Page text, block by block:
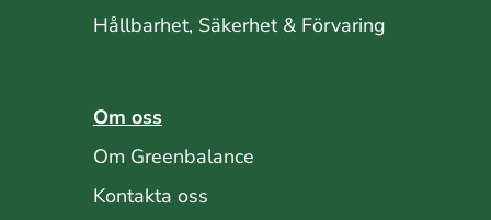
Hållbarhet, Säkerhet & Förvaring
Om oss
Om Greenbalance
Kontakta oss